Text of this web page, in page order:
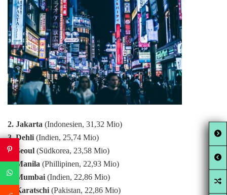
2. Jakarta (Indonesien, 31,32 Mio)
3. Dehli (Indien, 25,74 Mio)
4. Seoul (Südkorea, 23,58 Mio)
5. Manila (Phillipinen, 22,93 Mio)
6. Mumbai (Indien, 22,86 Mio)
7. Karatschi (Pakistan, 22,86 Mio)